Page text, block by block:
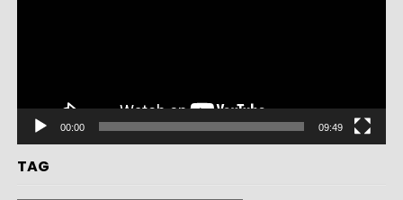
00:00 09:49
TAG